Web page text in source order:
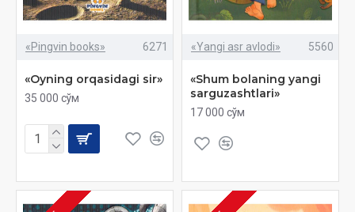
«Pingvin books» 6271
«Oyning orqasidagi sir»
35 000 сўм
«Yangi asr avlodi» 5560
«Shum bolaning yangi
sarguzashtlari»
17 000 сўм